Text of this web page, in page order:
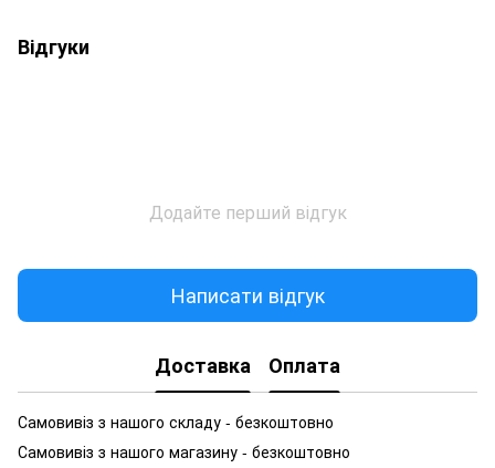
Відгуки
Додайте перший відгук
Написати відгук
Доставка Оплата
Самовивіз з нашого складу - безкоштовно
Самовивіз з нашого магазину - безкоштовно